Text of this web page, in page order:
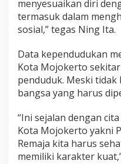
a
j
menyesuaikan diri
termasuk dalam
sosial,” tegas Ning Ita.
Data kependudukan
Kota Mojokerto
penduduk. Meski tidak
bangsa yang harus
“Ini sejalan dengan
Kota Mojokerto yakni
Remaja kita harus
memiliki karakter